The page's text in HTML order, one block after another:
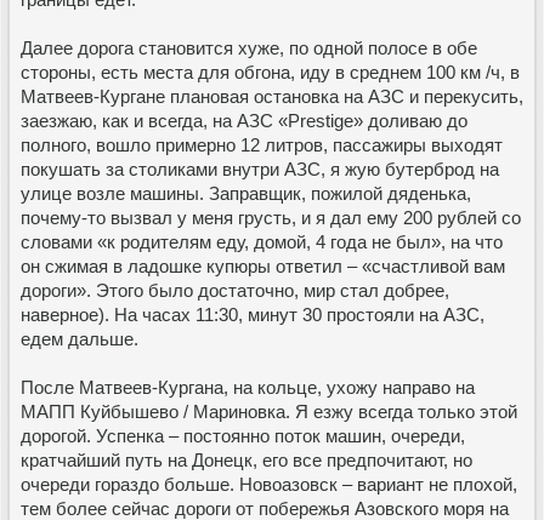
Далее дорога становится хуже, по одной полосе в обе
стороны, есть места для обгона, иду в среднем 100 км /ч, в
Матвеев-Кургане плановая остановка на АЗС и перекусить,
заезжаю, как и всегда, на АЗС «Prestige» доливаю до
полного, вошло примерно 12 литров, пассажиры выходят
покушать за столиками внутри АЗС, я жую бутерброд на
улице возле машины. Заправщик, пожилой дяденька,
почему-то вызвал у меня грусть, и я дал ему 200 рублей со
словами «к родителям еду, домой, 4 года не был», на что
он сжимая в ладошке купюры ответил – «счастливой вам
дороги». Этого было достаточно, мир стал добрее,
наверное). На часах 11:30, минут 30 простояли на АЗС,
едем дальше.
После Матвеев-Кургана, на кольце, ухожу направо на
МАПП Куйбышево / Мариновка. Я езжу всегда только этой
дорогой. Успенка – постоянно поток машин, очереди,
кратчайший путь на Донецк, его все предпочитают, но
очереди гораздо больше. Новоазовск – вариант не плохой,
тем более сейчас дороги от побережья Азовского моря на